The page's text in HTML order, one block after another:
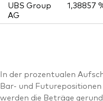
UBS Group
AG
1,38857
In der prozentualen
Bar- und
werden die Beträge